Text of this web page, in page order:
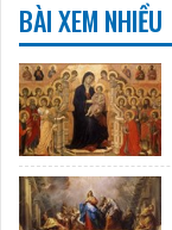
BÀI XEM NHIỀU